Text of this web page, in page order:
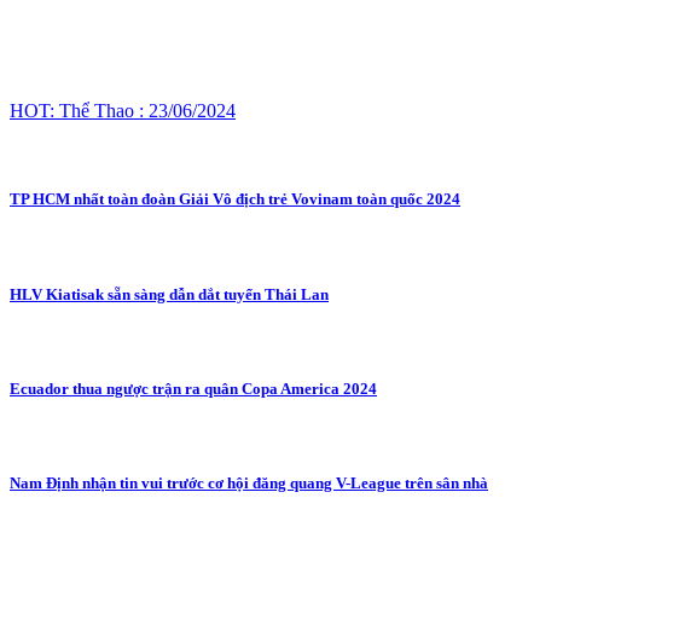
HOT: Thể Thao : 23/06/2024
TP HCM nhất toàn đoàn Giải Vô địch trẻ Vovinam toàn quốc 2024
HLV Kiatisak sẵn sàng dẫn dắt tuyển Thái Lan
Ecuador thua ngược trận ra quân Copa America 2024
Nam Định nhận tin vui trước cơ hội đăng quang V-League trên sân nhà